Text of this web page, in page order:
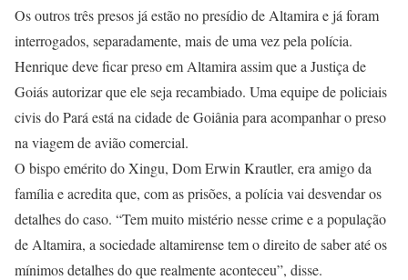
Os outros três presos já estão no presídio de Altamira e já foram
interrogados, separadamente, mais de uma vez pela polícia.
Henrique deve ficar preso em Altamira assim que a Justiça de
Goiás autorizar que ele seja recambiado. Uma equipe de policiais
civis do Pará está na cidade de Goiânia para acompanhar o preso
na viagem de avião comercial.
O bispo emérito do Xingu, Dom Erwin Krautler, era amigo da
família e acredita que, com as prisões, a polícia vai desvendar os
detalhes do caso. “Tem muito mistério nesse crime e a população
de Altamira, a sociedade altamirense tem o direito de saber até os
mínimos detalhes do que realmente aconteceu”, disse.